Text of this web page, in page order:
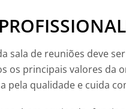
sala de reuniões deve
os principais valores da
pela qualidade e cuida